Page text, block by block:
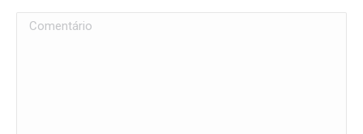
Comentário